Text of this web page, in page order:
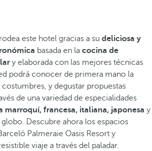
este hotel gracias a su deliciosa y
basada en la cocina de
y elaborada con las mejores técnicas
podrá conocer de primera mano la
y degustar propuestas
de una variedad de especialidades
marroquí, francesa, italiana, japonesa y
Descubre ahora los espacios
Palmeraie Oasis Resort y
viaje a través del paladar.